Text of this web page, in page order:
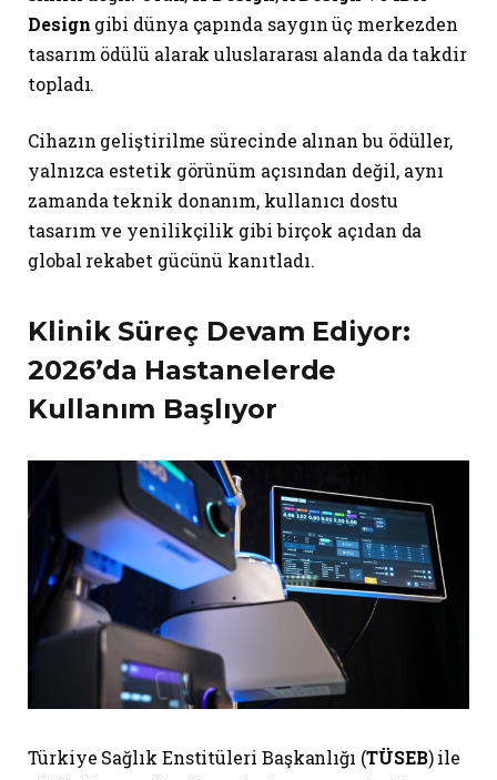
Design gibi dünya çapında saygın üç merkezden
tasarım ödülü alarak uluslararası alanda da takdir
topladı.
Cihazın geliştirilme sürecinde alınan bu ödüller,
yalnızca estetik görünüm açısından değil, aynı
zamanda teknik donanım, kullanıcı dostu
tasarım ve yenilikçilik gibi birçok açıdan da
global rekabet gücünü kanıtladı.
Klinik Süreç Devam Ediyor:
2026’da Hastanelerde
Kullanım Başlıyor
Türkiye Sağlık Enstitüleri Başkanlığı (TÜSEB) ile